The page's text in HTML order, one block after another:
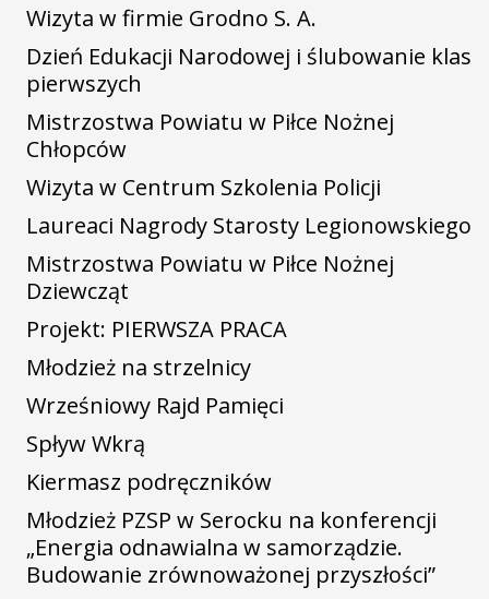
Wizyta w firmie Grodno S. A.
Dzień Edukacji Narodowej i ślubowanie klas
pierwszych
Mistrzostwa Powiatu w Piłce Nożnej
Chłopców
Wizyta w Centrum Szkolenia Policji
Laureaci Nagrody Starosty Legionowskiego
Mistrzostwa Powiatu w Piłce Nożnej
Dziewcząt
Projekt: PIERWSZA PRACA
Młodzież na strzelnicy
Wrześniowy Rajd Pamięci
Spływ Wkrą
Kiermasz podręczników
Młodzież PZSP w Serocku na konferencji
„Energia odnawialna w samorządzie.
Budowanie zrównoważonej przyszłości”